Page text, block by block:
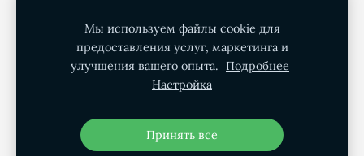
Политика конфиденциальности Файлы cookie
Green Garden SIA
Садовое искусство и управление недвижимостью
+371 - 246 000 02
Мы используем файлы cookie для
предоставления услуг, маркетинга и
улучшения вашего опыта.
Подробнее
Настройка
Принять все